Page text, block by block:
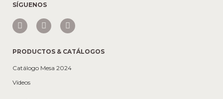
SÍGUENOS
PRODUCTOS & CATÁLOGOS
Catálogo Mesa 2024
Vídeos